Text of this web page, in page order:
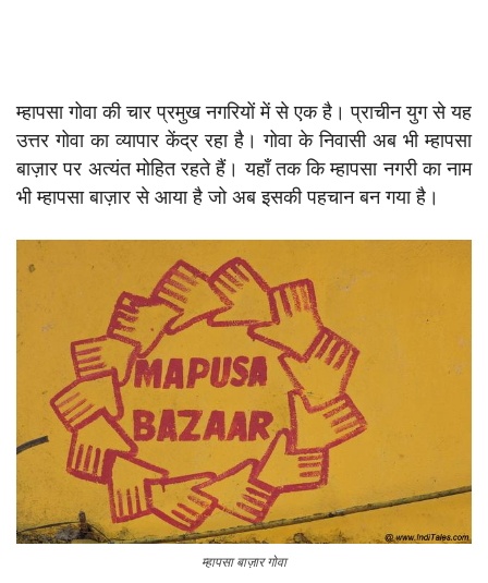
म्हापसा गोवा की चार प्रमुख नगरियों में से एक है। प्राचीन युग से यह
उत्तर गोवा का व्यापार केंद्र रहा है। गोवा के निवासी अब भी म्हापसा
बाज़ार पर अत्यंत मोहित रहते हैं। यहाँ तक कि म्हापसा नगरी का नाम
भी म्हापसा बाज़ार से आया है जो अब इसकी पहचान बन गया है।
म्हापसा बाज़ार गोवा